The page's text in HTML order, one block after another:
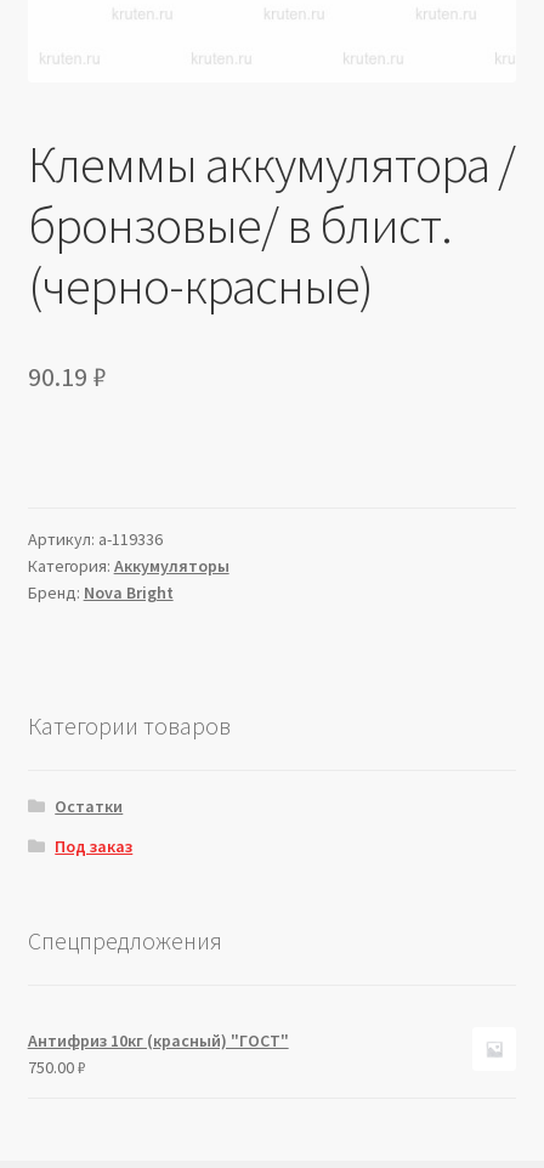
Клеммы аккумулятора /
бронзовые/ в блист.
(черно-красные)
90.19 ₽
Артикул: a-119336
Категория: Аккумуляторы
Бренд: Nova Bright
Категории товаров
Остатки
Под заказ
Спецпредложения
Антифриз 10кг (красный) "ГОСТ"
750.00₽